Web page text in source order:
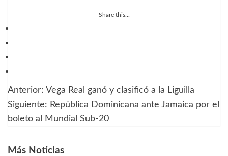
Share this...
Navegación
de
Anterior: Vega Real ganó y clasificó a la Liguilla
Siguiente: República Dominicana ante Jamaica por el
boleto al Mundial Sub-20
Más Noticias